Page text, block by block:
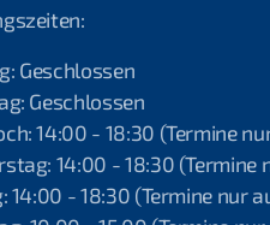
Geschlossen
Geschlossen
14:00 - 18:30 (Termine
14:00 - 18:30
14:00 - 18:30 (Termine nur